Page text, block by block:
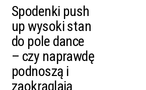
Spodenki push
up wysoki stan
do pole dance
– czy naprawdę
podnoszą i
zaokrąglają